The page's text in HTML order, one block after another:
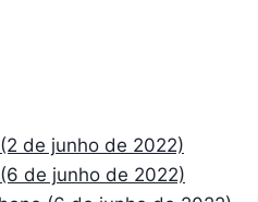
de junho de 2022)
de junho de 2022)